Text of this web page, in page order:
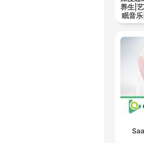
养生|
眠音